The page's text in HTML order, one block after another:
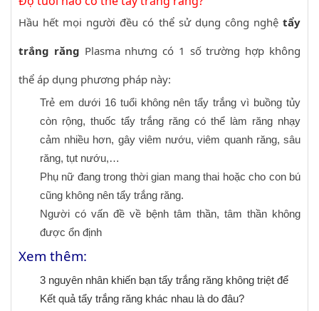
Hầu hết mọi người đều có thể sử dụng công nghệ tẩy
trắng răng Plasma nhưng có 1 số trường hợp không
thể áp dụng phương pháp này:
Trẻ em dưới 16 tuổi không nên tẩy trắng vì buồng tủy
còn rộng, thuốc tẩy trắng răng có thể làm răng nhạy
cảm nhiều hơn, gây viêm nướu, viêm quanh răng, sâu
răng, tụt nướu,…
Phụ nữ đang trong thời gian mang thai hoặc cho con bú
cũng không nên tẩy trắng răng.
Người có vấn đề về bệnh tâm thần, tâm thần không
được ổn định
Xem thêm:
3 nguyên nhân khiến bạn tẩy trắng răng không triệt để
Kết quả tẩy trắng răng khác nhau là do đâu?